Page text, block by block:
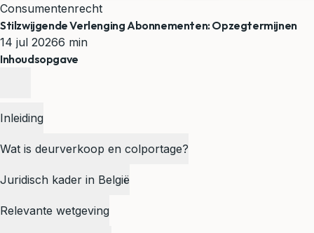
Consumentenrecht
Stilzwijgende Verlenging Abonnementen: Opzegtermijnen
14 jul 20266 min
Inhoudsopgave
Inleiding
Wat is deurverkoop en colportage?
Juridisch kader in België
Relevante wetgeving